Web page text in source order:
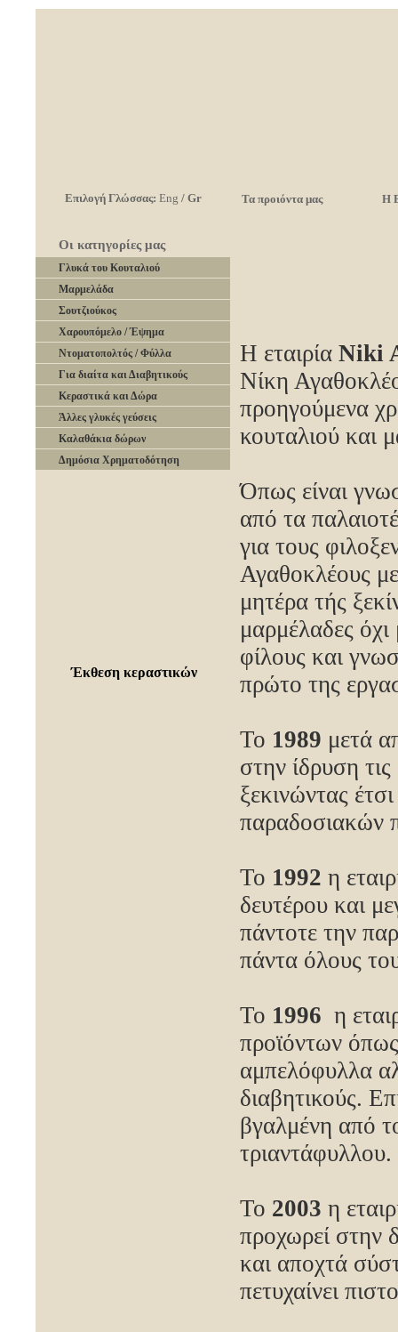
Επιλογή Γλώσσας: Eng / Gr Τα προιόντα μας Η
Οι κατηγορίες μας
Γλυκά του Κουταλιού
Μαρμελάδα
Σουτζιούκος
Χαρουπόμελο / Έψημα
Ντοματοπολτός / Φύλλα
Για διαίτα και Διαβητικούς
Κεραστικά και Δώρα
Άλλες γλυκές γεύσεις
Καλαθάκια δώρων
Δημόσια Χρηματοδότηση
Έκθεση κεραστικών
Η εταιρία Niki
Νίκη
προηγούμενα
κουταλιού και
Όπως είναι
από τα
για τους
Αγαθοκλέους
μητέρα τής
μαρμέλαδες
φίλους και
πρώτο της
Το 1989 μετά
στην ίδρυση τις
ξεκινώντας
παραδοσιακών
Το 1992 η
δευτέρου και
πάντοτε την
πάντα όλους
Το 1996 η
προϊόντων
αμπελόφυλλα
διαβητικούς.
βγαλμένη από
τριαντάφυλλου.
Το 2003 η
προχωρεί στην
και αποχτά
πετυχαίνει